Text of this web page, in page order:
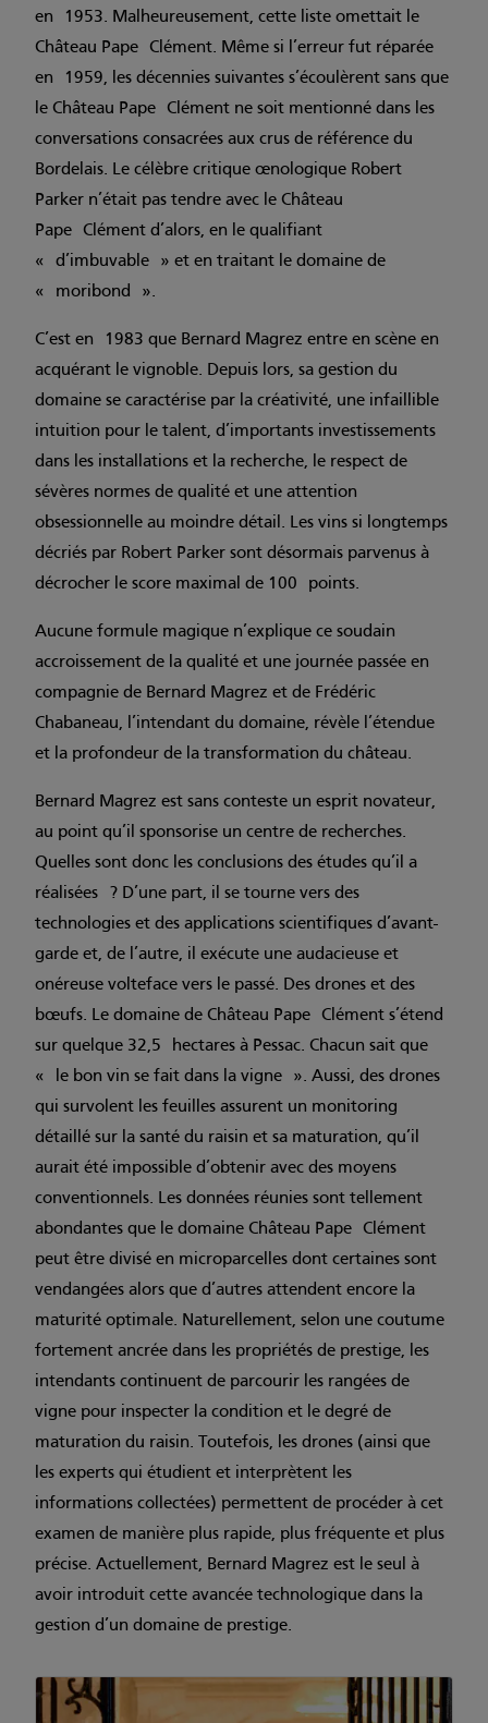
en 1953. Malheureusement, cette liste omettait le
Château Pape Clément. Même si l’erreur fut réparée
en 1959, les décennies suivantes s’écoulèrent sans que
le Château Pape Clément ne soit mentionné dans les
conversations consacrées aux crus de référence du
Bordelais. Le célèbre critique œnologique Robert
Parker n’était pas tendre avec le Château
Pape Clément d’alors, en le qualifiant
« d’imbuvable » et en traitant le domaine de
« moribond ».
C’est en 1983 que Bernard Magrez entre en scène en
acquérant le vignoble. Depuis lors, sa gestion du
domaine se caractérise par la créativité, une infaillible
intuition pour le talent, d’importants investissements
dans les installations et la recherche, le respect de
sévères normes de qualité et une attention
obsessionnelle au moindre détail. Les vins si longtemps
décriés par Robert Parker sont désormais parvenus à
décrocher le score maximal de 100 points.
Aucune formule magique n’explique ce soudain
accroissement de la qualité et une journée passée en
compagnie de Bernard Magrez et de Frédéric
Chabaneau, l’intendant du domaine, révèle l’étendue
et la profondeur de la transformation du château.
Bernard Magrez est sans conteste un esprit novateur,
au point qu’il sponsorise un centre de recherches.
Quelles sont donc les conclusions des études qu’il a
réalisées ? D’une part, il se tourne vers des
technologies et des applications scientifiques d’avant-
garde et, de l’autre, il exécute une audacieuse et
onéreuse volteface vers le passé. Des drones et des
bœufs. Le domaine de Château Pape Clément s’étend
sur quelque 32,5 hectares à Pessac. Chacun sait que
« le bon vin se fait dans la vigne ». Aussi, des drones
qui survolent les feuilles assurent un monitoring
détaillé sur la santé du raisin et sa maturation, qu’il
aurait été impossible d’obtenir avec des moyens
conventionnels. Les données réunies sont tellement
abondantes que le domaine Château Pape Clément
peut être divisé en microparcelles dont certaines sont
vendangées alors que d’autres attendent encore la
maturité optimale. Naturellement, selon une coutume
fortement ancrée dans les propriétés de prestige, les
intendants continuent de parcourir les rangées de
vigne pour inspecter la condition et le degré de
maturation du raisin. Toutefois, les drones (ainsi que
les experts qui étudient et interprètent les
informations collectées) permettent de procéder à cet
examen de manière plus rapide, plus fréquente et plus
précise. Actuellement, Bernard Magrez est le seul à
avoir introduit cette avancée technologique dans la
gestion d’un domaine de prestige.